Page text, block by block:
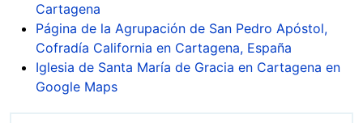
Cartagena
Página de la Agrupación de San Pedro Apóstol,
Cofradía California en Cartagena, España
Iglesia de Santa María de Gracia en Cartagena en
Google Maps